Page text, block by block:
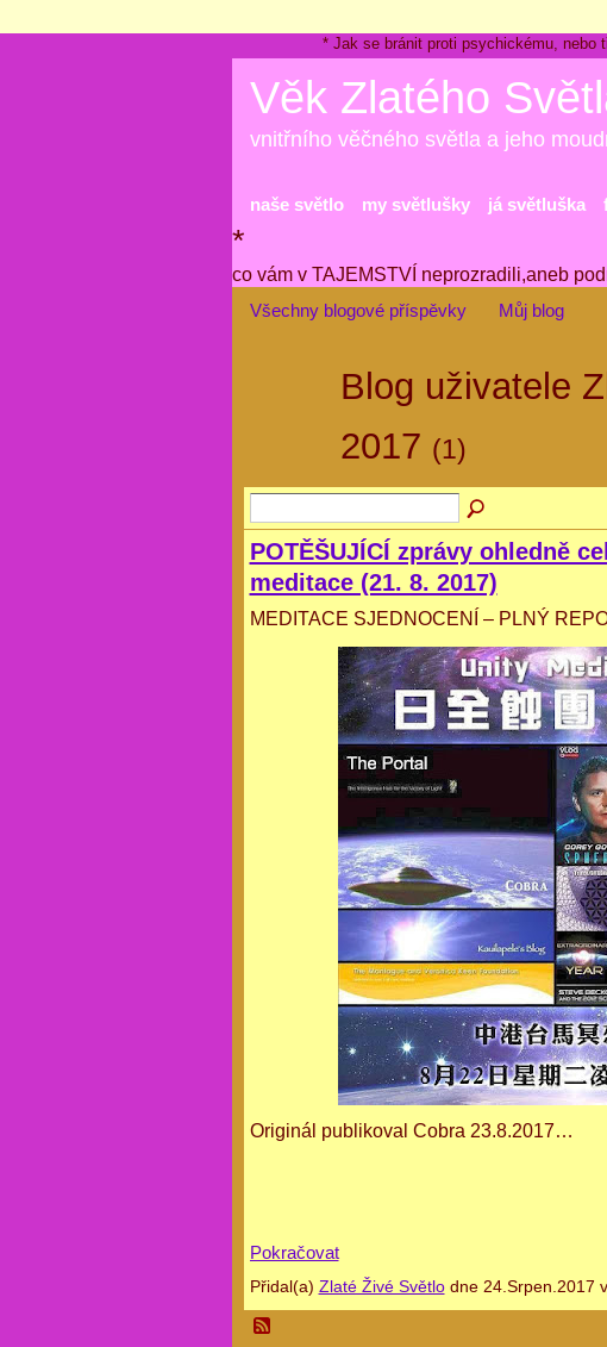
* Jak se bránit proti psychickému, nebo
Věk Zlatého
vnitřního věčného světla a jeho
naše světlo my světlušky já světluška
*
co vám v TAJEMSTVÍ neprozradili,aneb
Všechny blogové příspěvky
Můj blog
Blog uživatele
2017 (1)
POTĚŠUJÍCÍ zprávy ohledně
meditace (21. 8. 2017)
MEDITACE SJEDNOCENÍ – PLNÝ
Originál publikoval Cobra 23.8.2017…
Pokračovat
Přidal(a) Zlaté Živé Světlodne 24.Srpen.2017